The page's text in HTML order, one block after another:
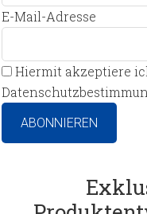
E-Mail-Adresse
Hiermit akzeptiere